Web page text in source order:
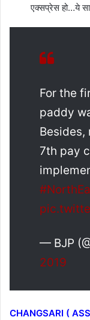
एक्सप्रेस हो…ये
For the
paddy
Besides,
7th pay
— BJP
2019
CHANGSARI (